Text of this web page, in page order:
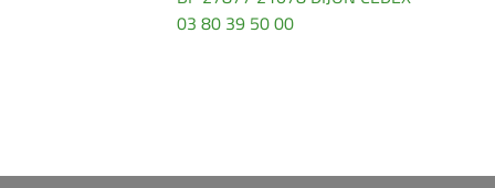
03 80 39 50 00